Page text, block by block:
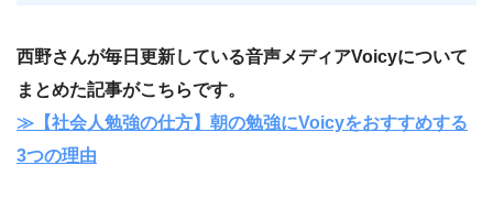
西野さんが毎日更新している音声メディアVoicyについて
まとめた記事がこちらです。
≫【社会人勉強の仕方】朝の勉強にVoicyをおすすめする
3つの理由